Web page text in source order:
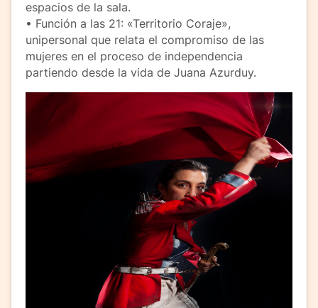
espacios de la sala.
• Función a las 21: «Territorio Coraje»,
unipersonal que relata el compromiso de las
mujeres en el proceso de independencia
partiendo desde la vida de Juana Azurduy.